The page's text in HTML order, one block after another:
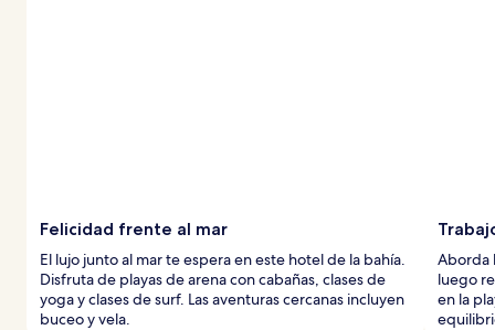
Felicidad frente al mar
El lujo junto al mar te espera en este hotel de la bahía.
Disfruta de playas de arena con cabañas, clases de
yoga y clases de surf. Las aventuras cercanas incluyen
buceo y vela.
Aborda
luego
en la